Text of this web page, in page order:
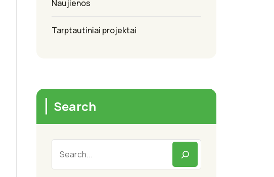
Naujienos
Tarptautiniai projektai
Search